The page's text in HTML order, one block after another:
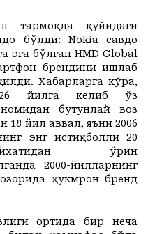
тармоқда қуйидаги
бўлди: Nokia савдо
эга бўлган HMD Global
брендини ишлаб
Хабарларга кўра,
йилга келиб ўз
бутунлай воз
18 йил аввал, яъни 2006
энг истиқболли 20
ўрин
2000-йилларнинг
ҳукмрон бренд
ортида бир неча